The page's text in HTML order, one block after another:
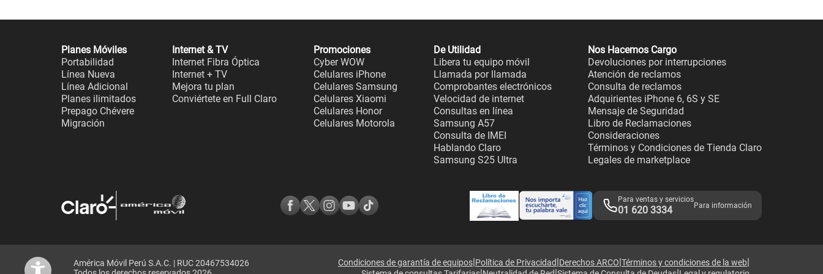
Planes Móviles
Portabilidad
Línea Nueva
Línea Adicional
Planes ilimitados
Prepago Chévere
Migración
Internet & TV
Internet Fibra Óptica
Internet + TV
Mejora tu plan
Conviértete en Full Claro
Promociones
Cyber WOW
Celulares iPhone
Celulares Samsung
Celulares Xiaomi
Celulares Honor
Celulares Motorola
De Utilidad
Libera tu equipo móvil
Llamada por llamada
Comprobantes electrónicos
Velocidad de internet
Consultas en línea
Samsung A57
Consulta de IMEI
Hablando Claro
Samsung S25 Ultra
Nos Hacemos Cargo
Devoluciones por interrupciones
Atención de reclamos
Consulta de reclamos
Adquirientes iPhone 6, 6S y SE
Mensaje de Seguridad
Libro de Reclamaciones
Consideraciones
Términos y Condiciones de Tienda Claro
Legales de marketplace
Para ventas y servicios
01 620 3334 Para información
América Móvil Perú S.A.C. | RUC 20467534026
Condiciones de garantía de equipos|Política de Privacidad|Derechos ARCO|Términos y condiciones de la web|